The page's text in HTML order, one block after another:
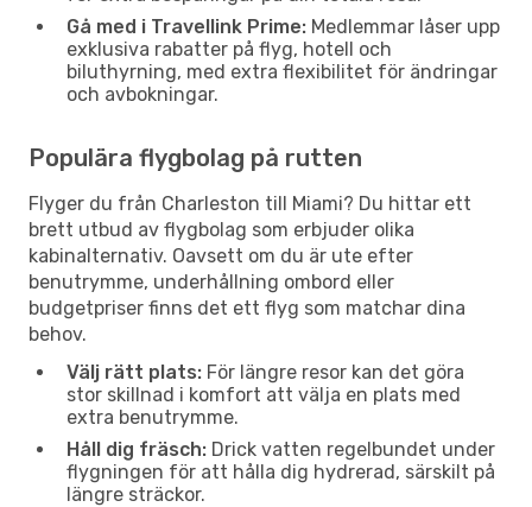
Gå med i Travellink Prime: Medlemmar låser upp
exklusiva rabatter på flyg, hotell och
biluthyrning, med extra flexibilitet för ändringar
och avbokningar.
Populära flygbolag på rutten
Flyger du från Charleston till Miami? Du hittar ett
brett utbud av flygbolag som erbjuder olika
kabinalternativ. Oavsett om du är ute efter
benutrymme, underhållning ombord eller
budgetpriser finns det ett flyg som matchar dina
behov.
Välj rätt plats: För längre resor kan det göra
stor skillnad i komfort att välja en plats med
extra benutrymme.
Håll dig fräsch: Drick vatten regelbundet under
flygningen för att hålla dig hydrerad, särskilt på
längre sträckor.